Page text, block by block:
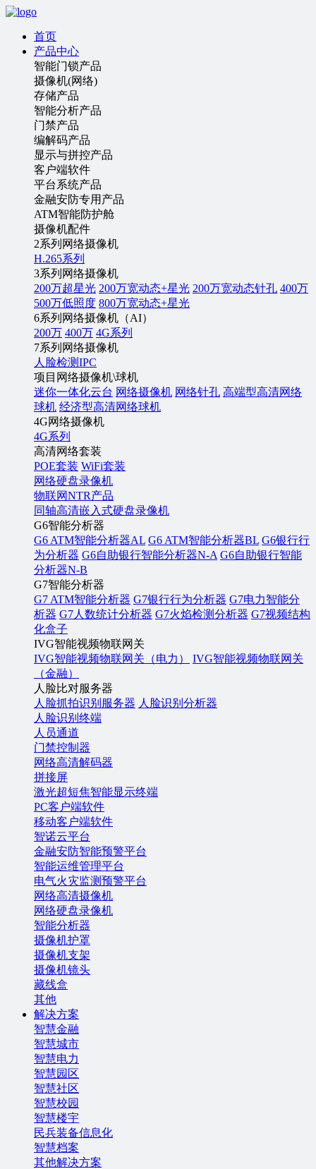
首页
产品中心
智能门锁产品
摄像机(网络)
存储产品
智能分析产品
门禁产品
编解码产品
显示与拼控产品
客户端软件
平台系统产品
金融安防专用产品
ATM智能防护舱
摄像机配件
2系列网络摄像机
H.265系列
3系列网络摄像机
200万超星光 200万宽动态+星光 200万宽动态针孔 400万
500万低照度 800万宽动态+星光
6系列网络摄像机（AI）
200万 400万 4G系列
7系列网络摄像机
人脸检测IPC
项目网络摄像机\球机
迷你一体化云台 网络摄像机 网络针孔 高端型高清网络
球机 经济型高清网络球机
4G网络摄像机
4G系列
高清网络套装
POE套装 WiFi套装
网络硬盘录像机
物联网NTR产品
同轴高清嵌入式硬盘录像机
G6智能分析器
G6 ATM智能分析器AL G6 ATM智能分析器BL G6银行行
为分析器 G6自助银行智能分析器N-A G6自助银行智能
分析器N-B
G7智能分析器
G7 ATM智能分析器 G7银行行为分析器 G7电力智能分
析器 G7人数统计分析器 G7火焰检测分析器 G7视频结构
化盒子
IVG智能视频物联网关
IVG智能视频物联网关（电力）
IVG智能视频物联网关
（金融）
人脸比对服务器
人脸抓拍识别服务器 人脸识别分析器
人脸识别终端
人员通道
门禁控制器
网络高清解码器
拼接屏
激光超短焦智能显示终端
PC客户端软件
移动客户端软件
智诺云平台
金融安防智能预警平台
智能运维管理平台
电气火灾监测预警平台
网络高清摄像机
网络硬盘录像机
智能分析器
摄像机护罩
摄像机支架
摄像机镜头
藏线盒
其他
解决方案
智慧金融
智慧城市
智慧电力
智慧园区
智慧社区
智慧校园
智慧楼宇
民兵装备信息化
智慧档案
其他解决方案